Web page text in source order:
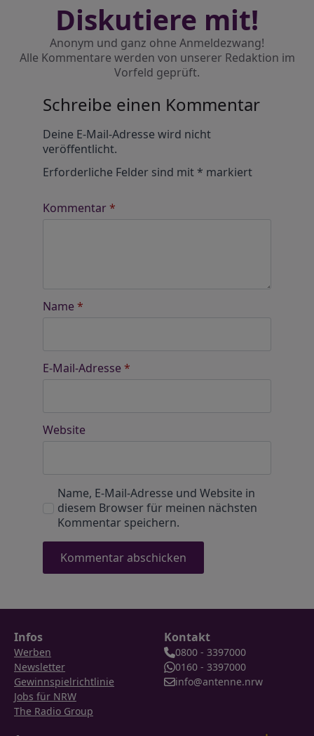
Diskutiere mit!
Anonym und ganz ohne Anmeldezwang!
Alle Kommentare werden von unserer Redaktion im
Vorfeld geprüft.
Schreibe einen Kommentar
Deine E-Mail-Adresse wird nicht
veröffentlicht.
Erforderliche Felder sind mit* markiert
Kommentar*
Name *
E-Mail-Adresse *
Website
Name, E-Mail-Adresse und Website in
diesem Browser für meinen nächsten
Kommentar speichern.
Infos
Werben
Newsletter
Gewinnspielrichtlinie
Jobs für NRW
The Radio Group
Kontakt
0800 - 3397000
0160 - 3397000
info@antenne.nrw